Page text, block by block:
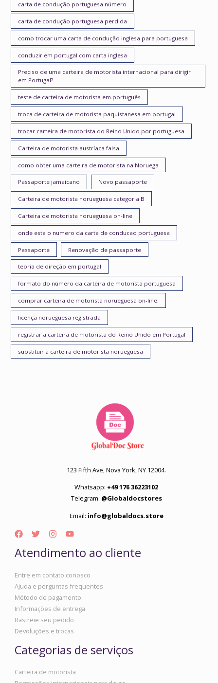
carta de condução portuguesa número
carta de condução portuguesa perdida
como trocar uma carta de condução inglesa para portuguesa
conduzir em portugal com carta inglesa
Preciso de uma carteira de motorista internacional para dirigir
em Portugal?
teste de carteira de motorista em português
troca de carteira de motorista paquistanesa em portugal
trocar carteira de motorista do Reino Unido por portuguesa
Carteira de motorista austríaca falsa
como obter uma carteira de motorista na Noruega
Passaporte jamaicano Novo passaporte
Carteira de motorista norueguesa categoria B
Carteira de motorista norueguesa on-line
onde esta o numero da carta de conducao portuguesa
Passaporte Renovação de passaporte
teoria de direção em portugal
formato do número da carteira de motorista portuguesa
comprar carteira de motorista norueguesa on-line.
licença norueguesa registrada
registrar a carteira de motorista do Reino Unido em Portugal
substituir a carteira de motorista norueguesa
123 Fifth Ave, Nova York, NY 12004.
Whatsapp: +49 176 36223102
Telegram: @Globaldocstores
Email: info@globaldocs.store
Atendimento ao cliente
Entre em contato conosco
Ajuda e perguntas frequentes
Método de pagamento
Informações de entrega
Rastreie seu pedido
Devoluções e trocas
Categorias de serviços
Carteira de motorista